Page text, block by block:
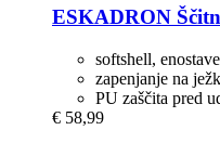
ESKADRON
softshell,
zapenjanje na
PU zaščita pred
€ 58,99